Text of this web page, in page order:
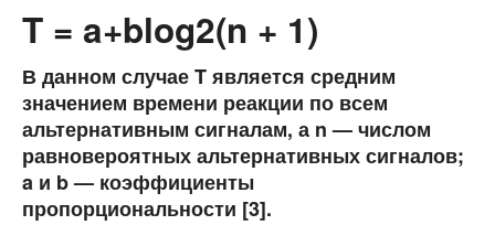
T = a+blog2(n + 1)
В данном случае T является средним
значением времени реакции по всем
альтернативным сигналам, а n — числом
равновероятных альтернативных сигналов;
a и b — коэффициенты
пропорциональности [3].